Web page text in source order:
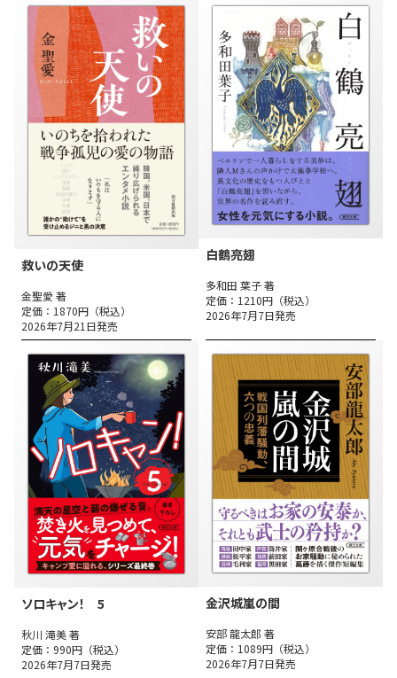
救いの天使
金聖愛 著
定価：1870円（税込）
2026年7月21日発売
白鶴亮翅
多和田 葉子 著
定価：1210円（税込）
2026年7月7日発売
ソロキャン！ 5
秋川 滝美 著
定価：990円（税込）
2026年7月7日発売
金沢城嵐の間
安部 龍太郎 著
定価：1089円（税込）
2026年7月7日発売